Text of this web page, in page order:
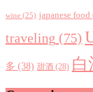
wine (25) japanese food
traveling (75)
多 (38) 甜酒 (28) 白